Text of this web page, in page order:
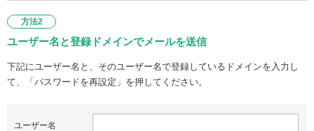
方法2
ユーザー名と登録ドメインでメールを送信
下記にユーザー名と、そのユーザー名で登録しているドメインを入力し
て、「パスワードを再設定」を押してください。
ユーザー名